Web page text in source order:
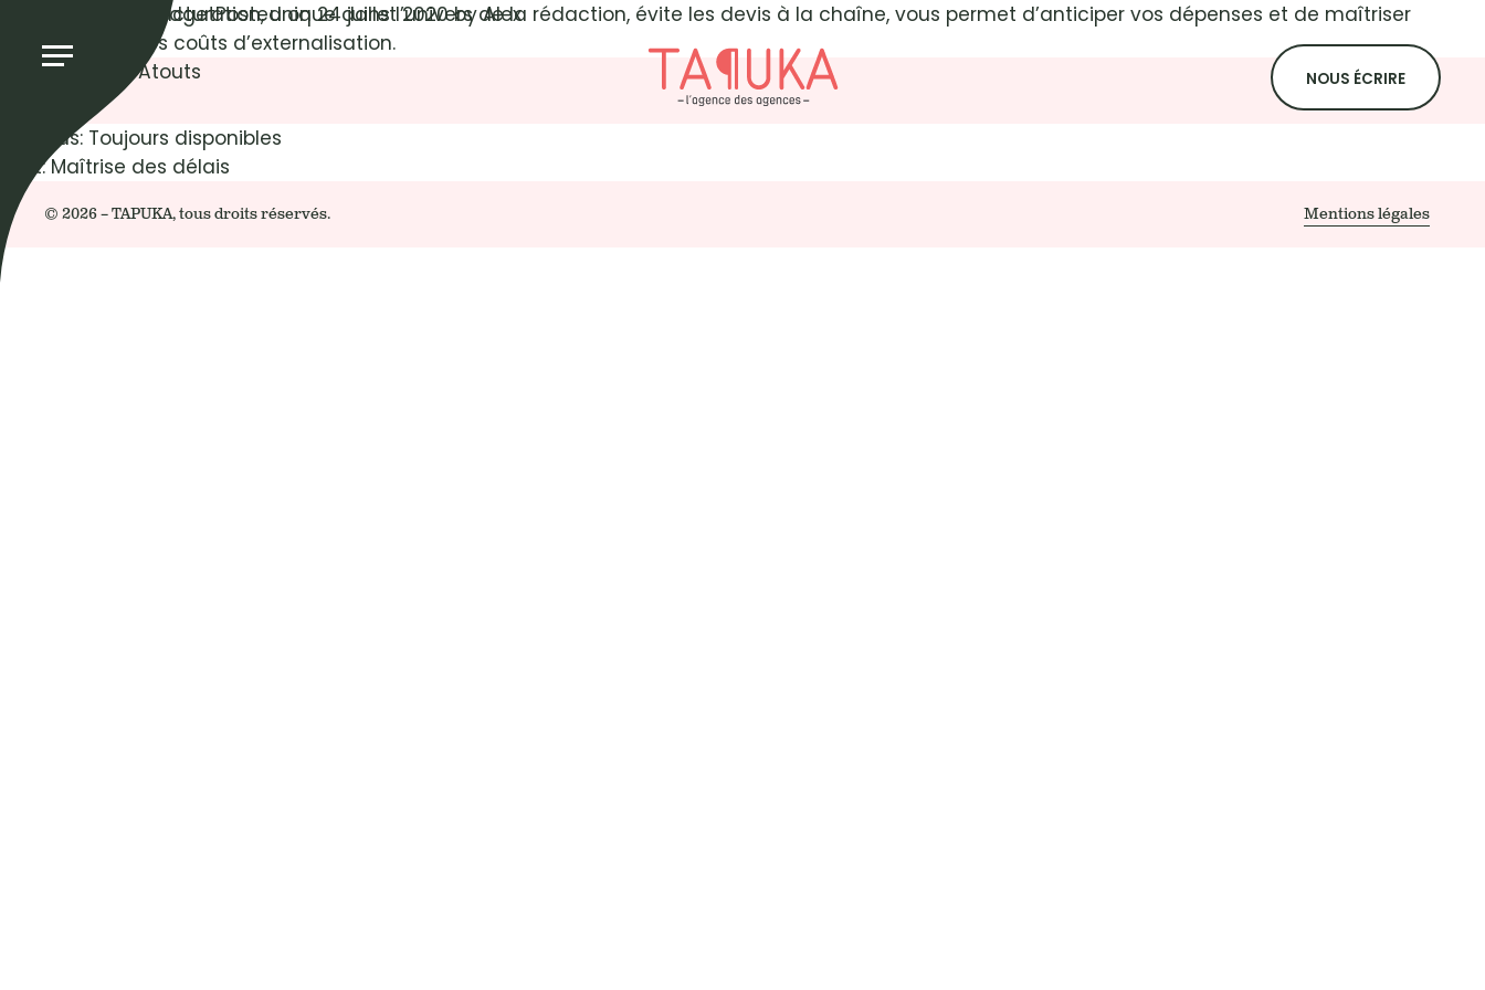
NOUS ÉCRIRE
Maîtrisez votre budgetPosted on24 juillet 2020byAlex
Notre mode de facturation, unique dans l’univers de la rédaction, évite les devis à la chaîne, vous permet d’anticiper vos dépenses et de maîtriser
parfaitement vos coûts d’externalisation.
Posted inAtouts
Navigation
l’article
Previous: Toujours disponibles
Next: Maîtrise des délais
© 2026 – TAPUKA, tous droits réservés. Mentions légales